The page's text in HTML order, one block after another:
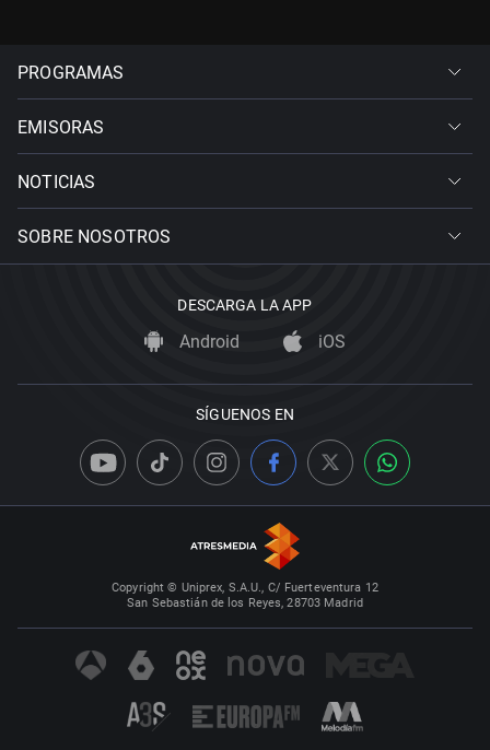
PROGRAMAS
EMISORAS
NOTICIAS
SOBRE NOSOTROS
DESCARGA LA APP
Android iOS
SÍGUENOS EN
Copyright © Uniprex, S.A.U., C/ Fuerteventura 12
San Sebastián de los Reyes, 28703 Madrid